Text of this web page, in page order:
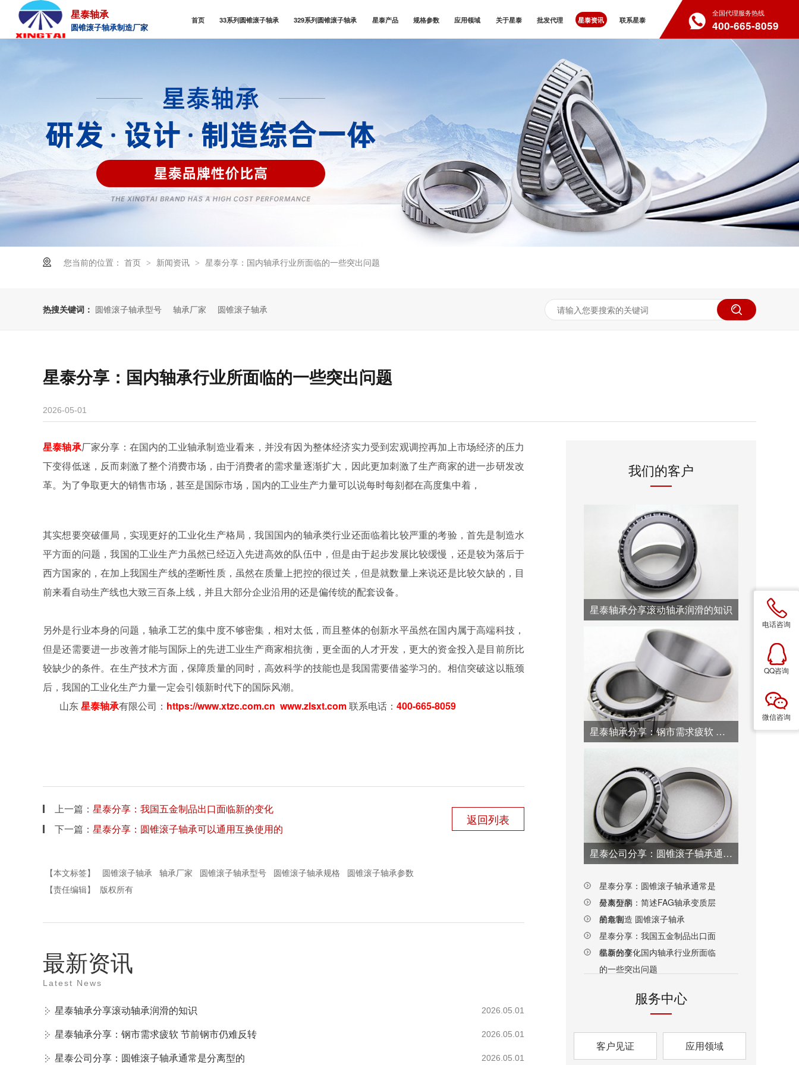
星泰轴承
圆锥滚子轴承制造厂家
首页 33系列圆锥滚子轴承 329系列圆锥滚子轴承 星泰产品 规格参数 应用领域 关于星泰 批发代理 星泰资讯 联系星泰
全国代理服务热线
400-665-8059
您当前的位置： 首页 > 新闻资讯 > 星泰分享：国内轴承行业所面临的一些突出问题
热搜关键词： 圆锥滚子轴承型号 轴承厂家 圆锥滚子轴承
星泰分享：国内轴承行业所面临的一些突出问题
2026-05-01
星泰轴承厂家分享： 在国内的工业轴承制造业看来，并没有因为整体经济实力受到宏观调控再加上市场经济的压力
下变得低迷，反而刺激了整个消费市场，由于消费者的需求量逐渐扩大，因此更加刺激了生产商家的进一步研发改
革。为了争取更大的销售市场，甚至是国际市场，国内的工业生产力量可以说每时每刻都在高度集中着，
其实想要突破僵局，实现更好的工业化生产格局，我国国内的轴承类行业还面临着比较严重的考验，首先是制造水
平方面的问题，我国的工业生产力虽然已经迈入先进高效的队伍中，但是由于起步发展比较缓慢，还是较为落后于
西方国家的，在加上我国生产线的垄断性质，虽然在质量上把控的很过关，但是就数量上来说还是比较欠缺的，目
前来看自动生产线也大致三百条上线，并且大部分企业沿用的还是偏传统的配套设备。
另外是行业本身的问题，轴承工艺的集中度不够密集，相对太低，而且整体的创新水平虽然在国内属于高端科技，
但是还需要进一步改善才能与国际上的先进工业生产商家相抗衡，更全面的人才开发，更大的资金投入是目前所比
较缺少的条件。在生产技术方面，保障质量的同时，高效科学的技能也是我国需要借鉴学习的。相信突破这以瓶颈
后，我国的工业化生产力量一定会引领新时代下的国际风潮。
山东星泰轴承有限公司： https://www.xtzc.com.cn www.zlsxt.com联系电话： 400-665-8059
上一篇： 星泰分享：我国五金制品出口面临新的变化
下一篇： 星泰分享：圆锥滚子轴承可以通用互换使用的
返回列表
【本文标签】 圆锥滚子轴承 轴承厂家 圆锥滚子轴承型号 圆锥滚子轴承规格
圆锥滚子轴承参数
【责任编辑】
版权所有
最新资讯
Latest News
星泰轴承分享滚动轴承润滑的知识 2026.05.01
星泰轴承分享：钢市需求疲软 节前钢市仍难反转 2026.05.01
星泰公司分享：圆锥滚子轴承通常是分离型的 2026.05.01
我们的客户
星泰轴承分享滚动轴承润滑的知识
星泰轴承分享：钢市需求疲软 节前钢市仍难反转
星泰公司分享：圆锥滚子轴承通常是分离型的
星泰分享：圆锥滚子轴承通常是
分离型的
星泰分享：简述FAG轴承变质层
的危害
星泰制造 圆锥滚子轴承
星泰分享：我国五金制品出口面
临新的变化
星泰分享：国内轴承行业所面临
的一些突出问题
服务中心
客户见证 应用领域
电话咨询
QQ咨询
微信咨询